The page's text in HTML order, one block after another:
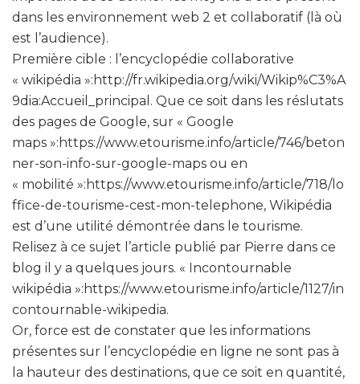
dans les environnement web 2 et collaboratif (là où
est l’audience).
Première cible : l’encyclopédie collaborative
« wikipédia »:http://fr.wikipedia.org/wiki/Wikip%C3%A
9dia:Accueil_principal. Que ce soit dans les réslutats
des pages de Google, sur « Google
maps »:https://www.etourisme.info/article/746/beton
ner-son-info-sur-google-maps ou en
« mobilité »:https://www.etourisme.info/article/718/lo
ffice-de-tourisme-cest-mon-telephone, Wikipédia
est d’une utilité démontrée dans le tourisme.
Relisez à ce sujet l’article publié par Pierre dans ce
blog il y a quelques jours. « Incontournable
wikipédia »:https://www.etourisme.info/article/1127/in
contournable-wikipedia.
Or, force est de constater que les informations
présentes sur l’encyclopédie en ligne ne sont pas à
la hauteur des destinations, que ce soit en quantité,